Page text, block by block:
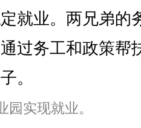
就业。两兄弟的
过务工和政策帮
。
实现就业。